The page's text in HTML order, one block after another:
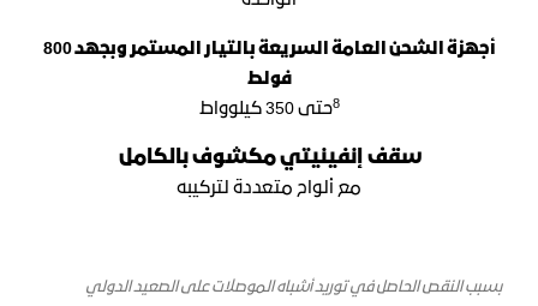
أجهزة الشحن العامة السريعة بالتيار المستمر وبجهد 800
فولط
8حتى 350 كيلوواط
سقف إنفينيتي مكشوف بالكامل
مع ألواح متعددة لتركيبه
بسبب النقص الحاصل في توريد أشباه الموصلات على الصعيد الدولي